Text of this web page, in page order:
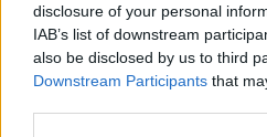
disclosure of your personal
IAB’s list of downstream
also be disclosed by us to third
Downstream Participants that
Posta dinnanzi alla scelta di dover
nonostante la monotonia della vita
una vita appagante con l’uomo
esaltato la sua interiorità e
ritiene di non potersi slegare dalla